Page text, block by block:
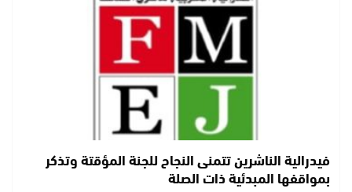
فيدرالية الناشرين تتمنى النجاح للجنة المؤقتة وتذكر
بمواقفها المبدئية ذات الصلة